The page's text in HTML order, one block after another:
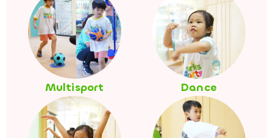
Multisport Dance